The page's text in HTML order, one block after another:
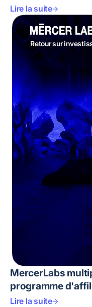
Lire la suite
Retour sur
MercerLabs
programme
Lire la suite